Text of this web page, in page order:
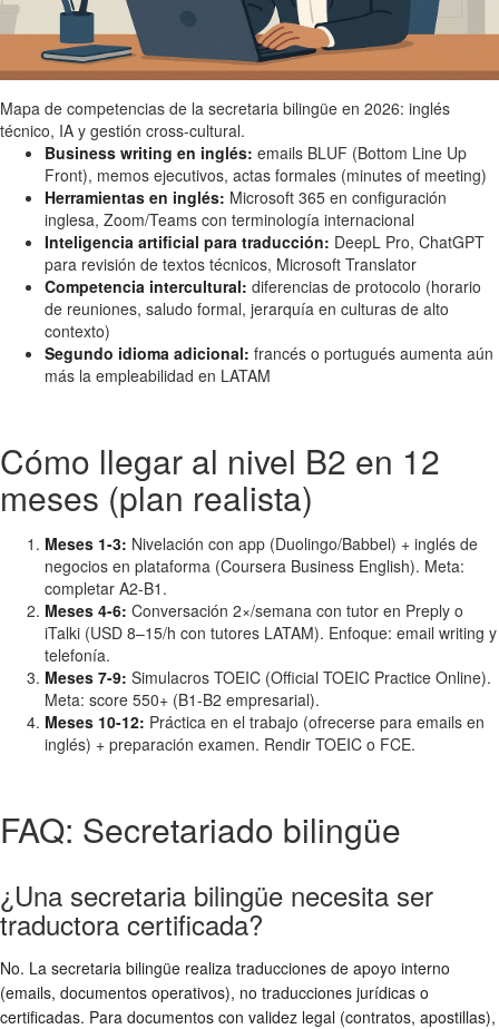
Mapa de competencias de la secretaria bilingüe en 2026: inglés
técnico, IA y gestión cross-cultural.
Business writing en inglés: emails BLUF (Bottom Line Up
Front), memos ejecutivos, actas formales (minutes of meeting)
Herramientas en inglés: Microsoft 365 en configuración
inglesa, Zoom/Teams con terminología internacional
Inteligencia artificial para traducción: DeepL Pro, ChatGPT
para revisión de textos técnicos, Microsoft Translator
Competencia intercultural: diferencias de protocolo (horario
de reuniones, saludo formal, jerarquía en culturas de alto
contexto)
Segundo idioma adicional: francés o portugués aumenta aún
más la empleabilidad en LATAM
Cómo llegar al nivel B2 en 12
meses (plan realista)
Meses 1-3: Nivelación con app (Duolingo/Babbel) + inglés de
negocios en plataforma (Coursera Business English). Meta:
completar A2-B1.
Meses 4-6: Conversación 2×/semana con tutor en Preply o
iTalki (USD 8–15/h con tutores LATAM). Enfoque: email writing y
telefonía.
Meses 7-9: Simulacros TOEIC (Official TOEIC Practice Online).
Meta: score 550+ (B1-B2 empresarial).
Meses 10-12: Práctica en el trabajo (ofrecerse para emails en
inglés) + preparación examen. Rendir TOEIC o FCE.
FAQ: Secretariado bilingüe
¿Una secretaria bilingüe necesita ser
traductora certificada?
No. La secretaria bilingüe realiza traducciones de apoyo interno
(emails, documentos operativos), no traducciones jurídicas o
certificadas. Para documentos con validez legal (contratos, apostillas),